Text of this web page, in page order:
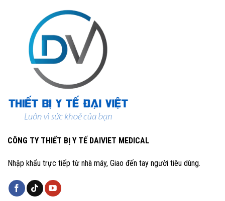
CÔNG TY THIẾT BỊ Y TẾ DAIVIET MEDICAL
Nhập khẩu trực tiếp từ nhà máy, Giao đến tay người tiêu dùng.